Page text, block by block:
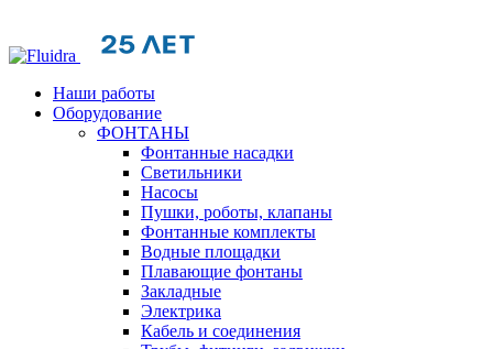
Наши работы
Оборудование
ФОНТАНЫ
Фонтанные насадки
Cветильники
Насосы
Пушки, роботы, клапаны
Фонтанные комплекты
Водные площадки
Плавающие фонтаны
Закладные
Электрика
Кабель и соединения